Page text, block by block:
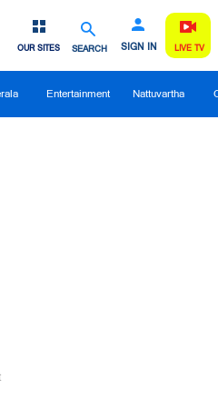
SEARCH SIGN IN
OUR SITES LIVE TV
Entertainment Nattuvartha